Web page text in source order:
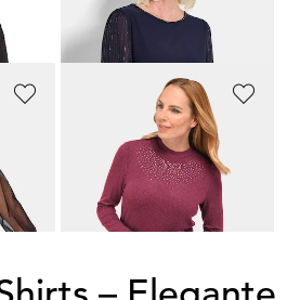
Shirt mit glitzernden Chiffon-Ärmeln
(-16%)
49,95 €
30-Tage-Bestpreis**: 39,95 €